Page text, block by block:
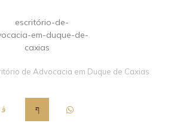
de Advocacia em Duque de Caxias